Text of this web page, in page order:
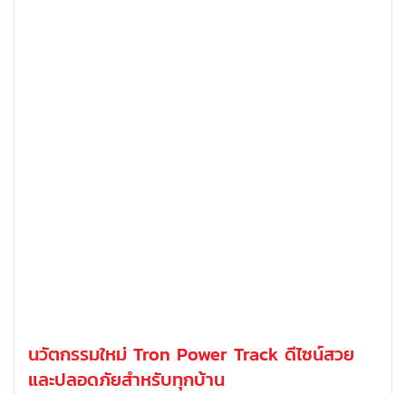
นวัตกรรมใหม่ Tron Power Track ดีไซน์สวย
และปลอดภัยสำหรับทุกบ้าน